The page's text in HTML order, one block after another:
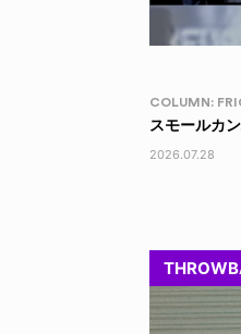
LIFE HACK
150
2026.07.28